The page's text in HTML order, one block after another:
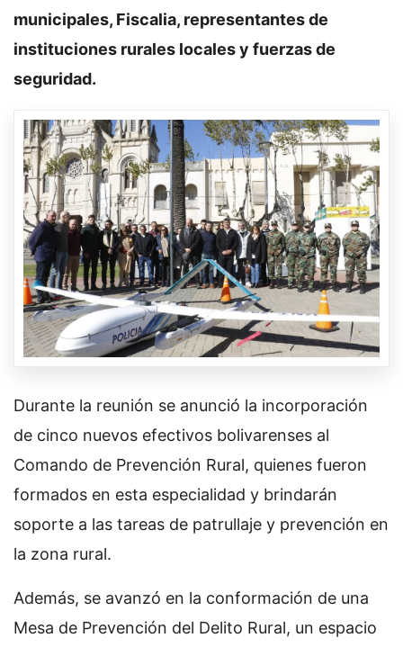
municipales, Fiscalia, representantes de
instituciones rurales locales y fuerzas de
seguridad.
Durante la reunión se anunció la incorporación
de cinco nuevos efectivos bolivarenses al
Comando de Prevención Rural, quienes fueron
formados en esta especialidad y brindarán
soporte a las tareas de patrullaje y prevención en
la zona rural.
Además, se avanzó en la conformación de una
Mesa de Prevención del Delito Rural, un espacio